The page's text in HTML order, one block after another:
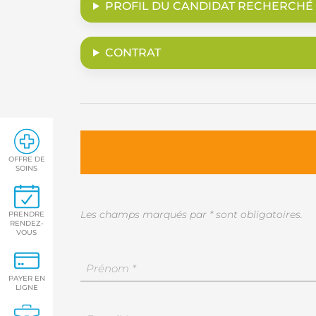
OFFRE DE
SOINS
PRENDRE
RENDEZ-
VOUS
PAYER EN
LIGNE
PROFIL DU CANDIDAT RECHERCHÉ
CONTRAT
Les champs marqués par * sont obligatoires.
Vos
coordonnées
Votre